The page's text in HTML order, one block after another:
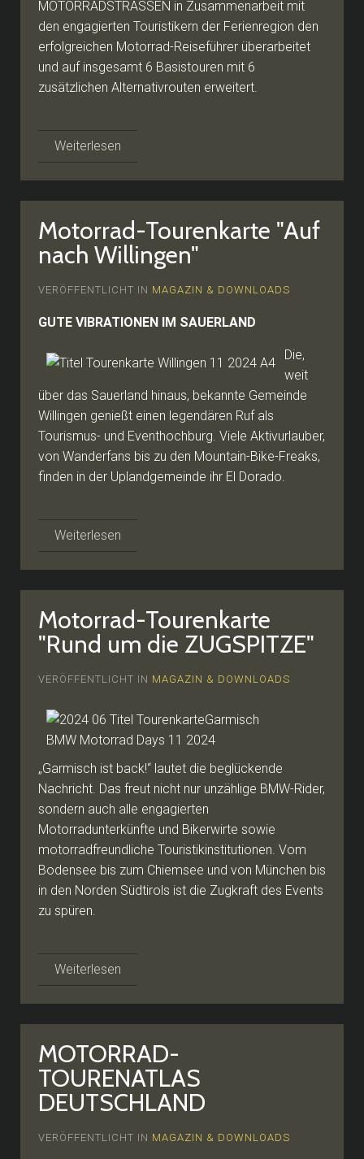
MOTORRADSTRASSEN in Zusammenarbeit mit
den engagierten Touristikern der Ferienregion den
erfolgreichen Motorrad-Reiseführer überarbeitet
und auf insgesamt 6 Basistouren mit 6
zusätzlichen Alternativrouten erweitert.
Weiterlesen
Motorrad-Tourenkarte "Auf
nach Willingen"
VERÖFFENTLICHT IN MAGAZIN & DOWNLOADS
GUTE VIBRATIONEN IM SAUERLAND
Die,
weit
über das Sauerland hinaus, bekannte Gemeinde
Willingen genießt einen legendären Ruf als
Tourismus- und Eventhochburg. Viele Aktivurlauber,
von Wanderfans bis zu den Mountain-Bike-Freaks,
finden in der Uplandgemeinde ihr El Dorado.
Weiterlesen
Motorrad-Tourenkarte
"Rund um die ZUGSPITZE"
VERÖFFENTLICHT IN MAGAZIN & DOWNLOADS
„Garmisch ist back!“ lautet die beglückende
Nachricht. Das freut nicht nur unzählige BMW-Rider,
sondern auch alle engagierten
Motorradunterkünfte und Bikerwirte sowie
motorradfreundliche Touristikinstitutionen. Vom
Bodensee bis zum Chiemsee und von München bis
in den Norden Südtirols ist die Zugkraft des Events
zu spüren.
Weiterlesen
MOTORRAD-
TOURENATLAS
DEUTSCHLAND
VERÖFFENTLICHT IN MAGAZIN & DOWNLOADS